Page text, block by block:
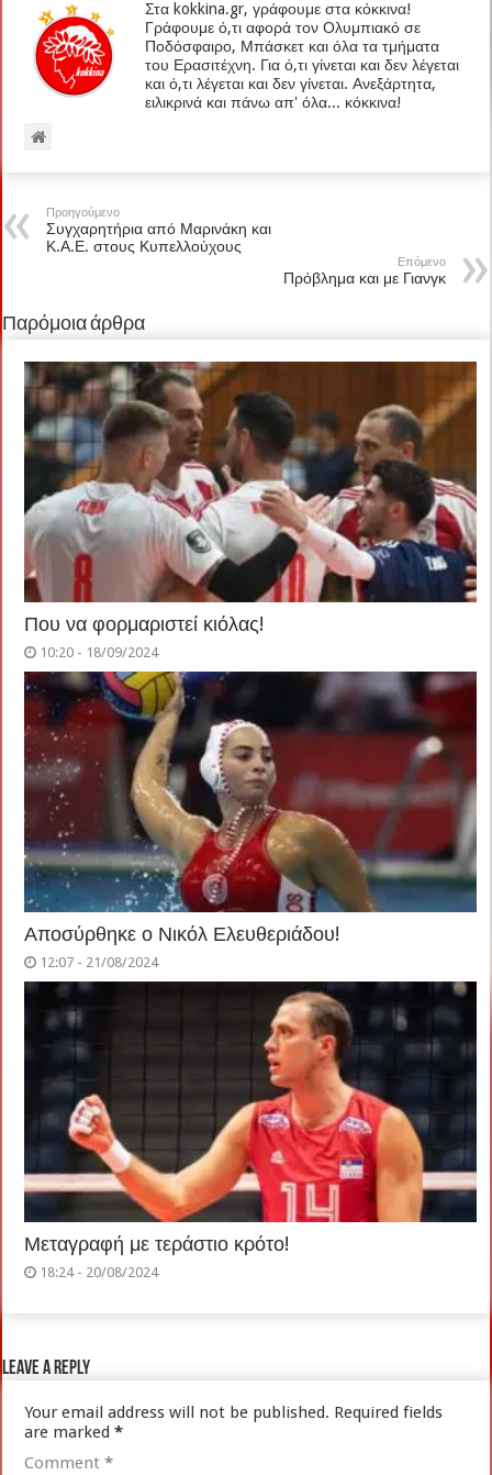
Στα kokkina.gr, γράφουμε στα κόκκινα!
Γράφουμε ό,τι αφορά τον Ολυμπιακό σε
Ποδόσφαιρο, Μπάσκετ και όλα τα τμήματα
του Ερασιτέχνη. Για ό,τι γίνεται και δεν λέγεται
και ό,τι λέγεται και δεν γίνεται. Ανεξάρτητα,
ειλικρινά και πάνω απ' όλα... κόκκινα!
Προηγούμενο
Συγχαρητήρια από Μαρινάκη και
Κ.Α.Ε. στους Κυπελλούχους
Επόμενο
Πρόβλημα και με Γιανγκ
Παρόμοια άρθρα
Που να φορμαριστεί κιόλας!
10:20 - 18/09/2024
Αποσύρθηκε ο Νικόλ Ελευθεριάδου!
12:07 - 21/08/2024
Μεταγραφή με τεράστιο κρότο!
18:24 - 20/08/2024
Leave a Reply
Your email address will not be published. Required fields
are marked*
Comment*